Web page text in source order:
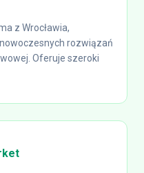
z Wrocławia,
rozwiązań
Oferuje szeroki